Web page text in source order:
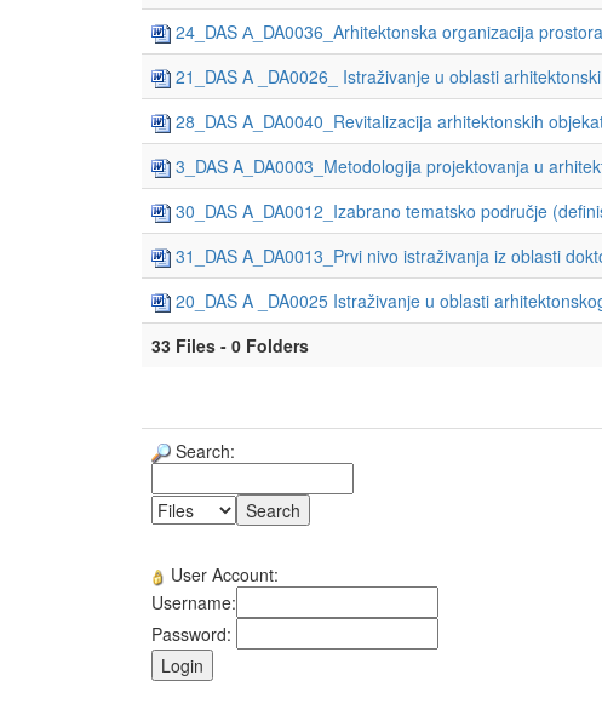
24_DAS А_DA0036_Arhitektonska organizacija
21_DAS A _DA0026_ Istraživanje u oblasti
28_DAS A_DA0040_Revitalizacija arhitektonskih
3_DAS A_DA0003_Metodologija projektovanja u
30_DAS A_DA0012_Izabrano tematsko područje
31_DAS A_DA0013_Prvi nivo istraživanja iz oblasti
20_DAS A _DA0025 Istraživanje u oblasti
33 Files - 0 Folders
Search:
User Account:
Username:
Password: